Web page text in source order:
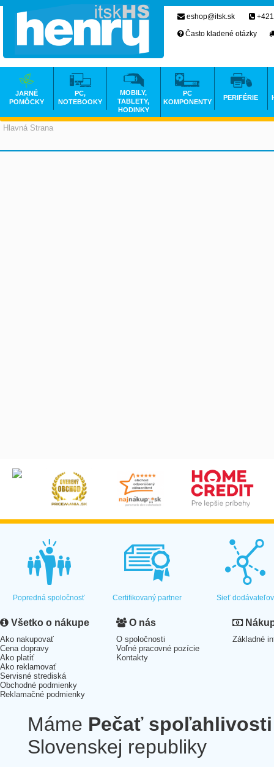
Hlavná Strana
eshop@itsk.sk
Často kladené otázky
JARNÉ
POMÔCKY
PC,
NOTEBOOKY
MOBILY,
TABLETY,
HODINKY
PC
KOMPONENTY
PERIFÉRIE
Popredná spoločnosť Certifikovaný partner Sieť dodávateľov
Všetko o nákupe
Ako nakupovať
Cena dopravy
Ako platiť
Ako reklamovať
Servisné strediská
Obchodné podmienky
Reklamačné podmienky
O nás
O spoločnosti
Voľné pracovné pozície
Kontakty
Základné
Máme Pečať spoľahlivosti
Slovenskej republiky